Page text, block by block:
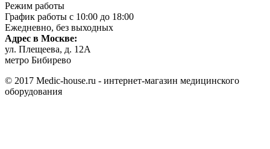
Режим работы
График работы с 10:00 до 18:00
Ежедневно, без выходных
Адрес в Москве:
ул. Плещеева, д. 12А
метро Бибирево
© 2017 Medic-house.ru - интернет-магазин медицинского
оборудования